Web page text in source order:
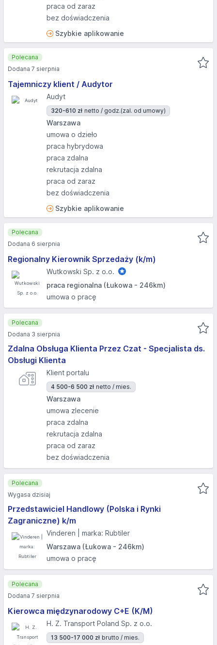
praca od zaraz
bez doświadczenia
Szybkie aplikowanie
Tajemniczy klient / Audytor
Audyt
320-610 zł netto / godz.(zal. od umowy)
Warszawa
umowa o dzieło
praca hybrydowa
praca zdalna
rekrutacja zdalna
praca od zaraz
bez doświadczenia
Szybkie aplikowanie
Polecana
Dodana 7 sierpnia
Regionalny Kierownik Sprzedaży (k/m)
Wutkowski Sp. z o.o.
praca regionalna (Łukowa - 246km)
umowa o pracę
Polecana
Dodana 6 sierpnia
Zdalna Obsługa Klienta Przez Czat - Specjalista ds.
Obsługi Klienta
Klient portalu
4 500-6 500 zł netto / mies.
Warszawa
umowa zlecenie
praca zdalna
rekrutacja zdalna
praca od zaraz
bez doświadczenia
Polecana
Dodana 3 sierpnia
Przedstawiciel Handlowy (Polska i Rynki
Zagraniczne) k/m
Vinderen | marka: Rubtiler
Warszawa (Łukowa - 246km)
umowa o pracę
Polecana
Wygasa dzisiaj
Kierowca międzynarodowy C+E (K/M)
H. Z. Transport Poland Sp. z o.o.
13 500-17 000 zł brutto / mies.
Polecana
Dodana 7 sierpnia